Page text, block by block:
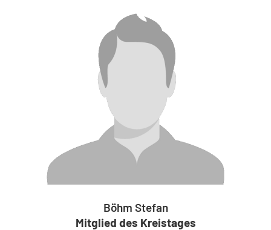
Böhm Stefan
Mitglied des Kreistages